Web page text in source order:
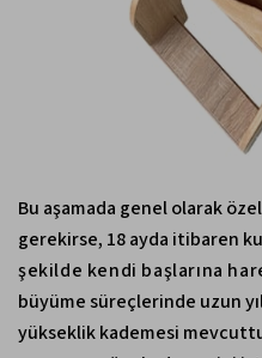
Bu aşamada genel olarak
gerekirse, 18 ayda itibaren
şekilde kendi başlarına
büyüme süreçlerinde uzun
yükseklik kademesi